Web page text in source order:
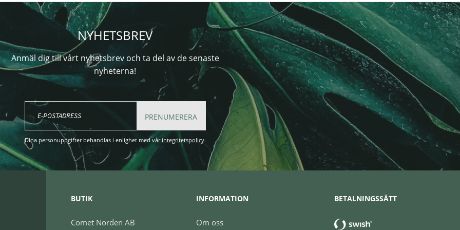
NYHETSBREV
Anmäl dig till vårt nyhetsbrev och ta del av de senaste
nyheterna!
PRENUMERERA
Dina personuppgifter behandlas i enlighet med vår integritetspolicy.
BUTIK
Comet Norden AB
INFORMATION
Om oss
BETALNINGSSÄTT